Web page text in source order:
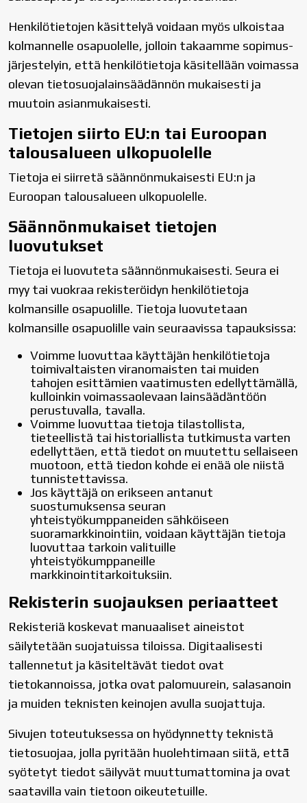
Henkilötietojen käsittelyä voidaan myös ulkoistaa
kolmannelle osapuolelle, jolloin takaamme sopimus-
järjestelyin, että henkilötietoja käsitellään voimassa
olevan tietosuojalainsäädännön mukaisesti ja
muutoin asianmukaisesti.
Tietojen siirto EU:n tai Euroopan
talousalueen ulkopuolelle
Tietoja ei siirretä säännönmukaisesti EU:n ja
Euroopan talousalueen ulkopuolelle.
Säännönmukaiset tietojen
luovutukset
Tietoja ei luovuteta säännönmukaisesti. Seura ei
myy tai vuokraa rekisteröidyn henkilötietoja
kolmansille osapuolille. Tietoja luovutetaan
kolmansille osapuolille vain seuraavissa tapauksissa:
Voimme luovuttaa käyttäjän henkilötietoja
toimivaltaisten viranomaisten tai muiden
tahojen esittämien vaatimusten edellyttämällä,
kulloinkin voimassaolevaan lainsäädäntöön
perustuvalla, tavalla.
Voimme luovuttaa tietoja tilastollista,
tieteellistä tai historiallista tutkimusta varten
edellyttäen, että tiedot on muutettu sellaiseen
muotoon, että tiedon kohde ei enää ole niistä
tunnistettavissa.
Jos käyttäjä on erikseen antanut
suostumuksensa seuran
yhteistyökumppaneiden sähköiseen
suoramarkkinointiin, voidaan käyttäjän tietoja
luovuttaa tarkoin valituille
yhteistyökumppaneille
markkinointitarkoituksiin.
Rekisterin suojauksen periaatteet
Rekisteriä koskevat manuaaliset aineistot
säilytetään suojatuissa tiloissa. Digitaalisesti
tallennetut ja käsiteltävät tiedot ovat
tietokannoissa, jotka ovat palomuurein, salasanoin
ja muiden teknisten keinojen avulla suojattuja.
Sivujen toteutuksessa on hyödynnetty teknistä
tietosuojaa, jolla pyritään huolehtimaan siitä, että̈
syötetyt tiedot säilyvät muuttumattomina ja ovat
saatavilla vain tietoon oikeutetuille.